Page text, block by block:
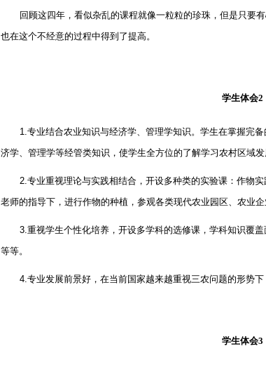
回顾这四年，看似杂乱的课程就像一粒粒的珍珠，但是只要
也在这个不经意的过程中得到了提高。
学生体会2
1.专业结合农业知识与经济学、管理学知识。学生在掌握完
济学、管理学等经管类知识，使学生全方位的了解学习农村区域发
2.专业重视理论与实践相结合，开设多种类的实验课：作物
老师的指导下，进行作物的种植，参观各类现代农业园区、农业企
3.重视学生个性化培养，开设多学科的选修课，学科知识覆
等等。
4.专业发展前景好，在当前国家越来越重视三农问题的形势下
学生体会3